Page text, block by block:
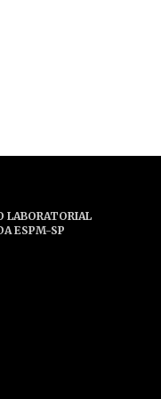
LABORATORIAL
ESPM-SP